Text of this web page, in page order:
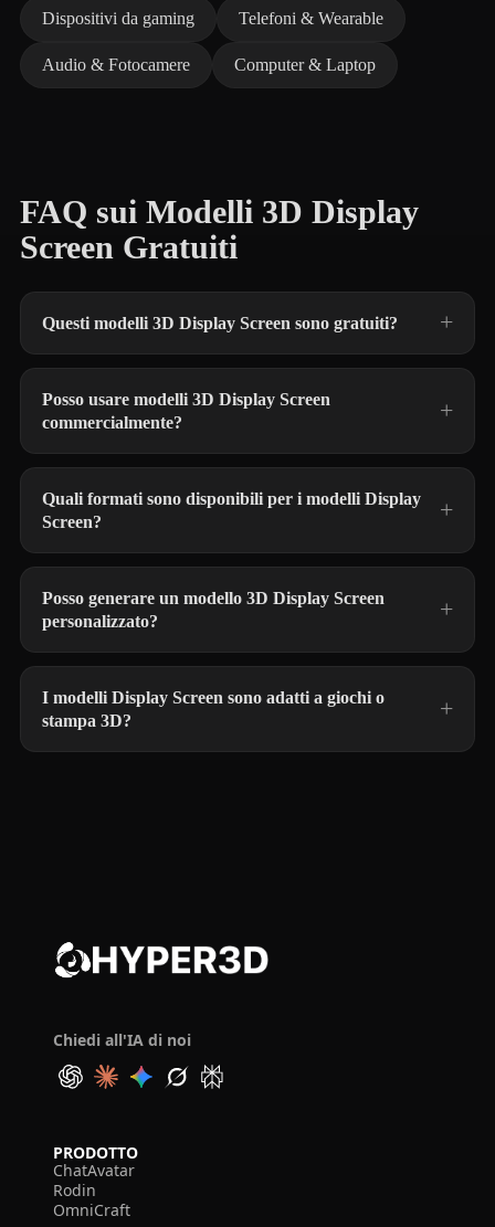
Dispositivi da gaming Telefoni & Wearable
Audio & Fotocamere Computer & Laptop
FAQ sui Modelli 3D Display
Screen Gratuiti
Questi modelli 3D Display Screen sono gratuiti?
Posso usare modelli 3D Display Screen
commercialmente?
Quali formati sono disponibili per i modelli Display
Screen?
Posso generare un modello 3D Display Screen
personalizzato?
I modelli Display Screen sono adatti a giochi o
stampa 3D?
Chiedi all'IA di noi
PRODOTTO
ChatAvatar
Rodin
OmniCraft